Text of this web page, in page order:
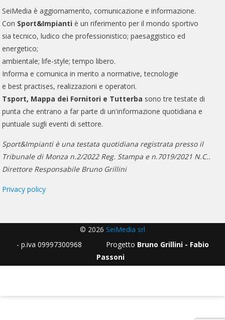
SeiMedia è aggiornamento, comunicazione e informazione.
Con Sport&Impianti è un riferimento per il mondo sportivo
sia tecnico, ludico che professionistico; paesaggistico ed
energetico;
ambientale; life-style; tempo libero.
Informa e comunica in merito a normative, tecnologie
e best practises, realizzazioni e operatori.
Tsport, Mappa dei Fornitori e Tutterba sono tre testate di
punta che entrano a far parte di un'informazione quotidiana e
puntuale sugli eventi di settore.
Sport&Impianti è una testata quotidiana registrata presso il
Tribunale di Monza n.2/2022 Reg. Stampa e n.7019/2021 N.C..
Direttore Responsabile Bruno Grillini
Privacy policy
© 2026 SeiMedia srl
- p.iva 09997300968 Progetto Bruno Grillini - Fabio
Passoni